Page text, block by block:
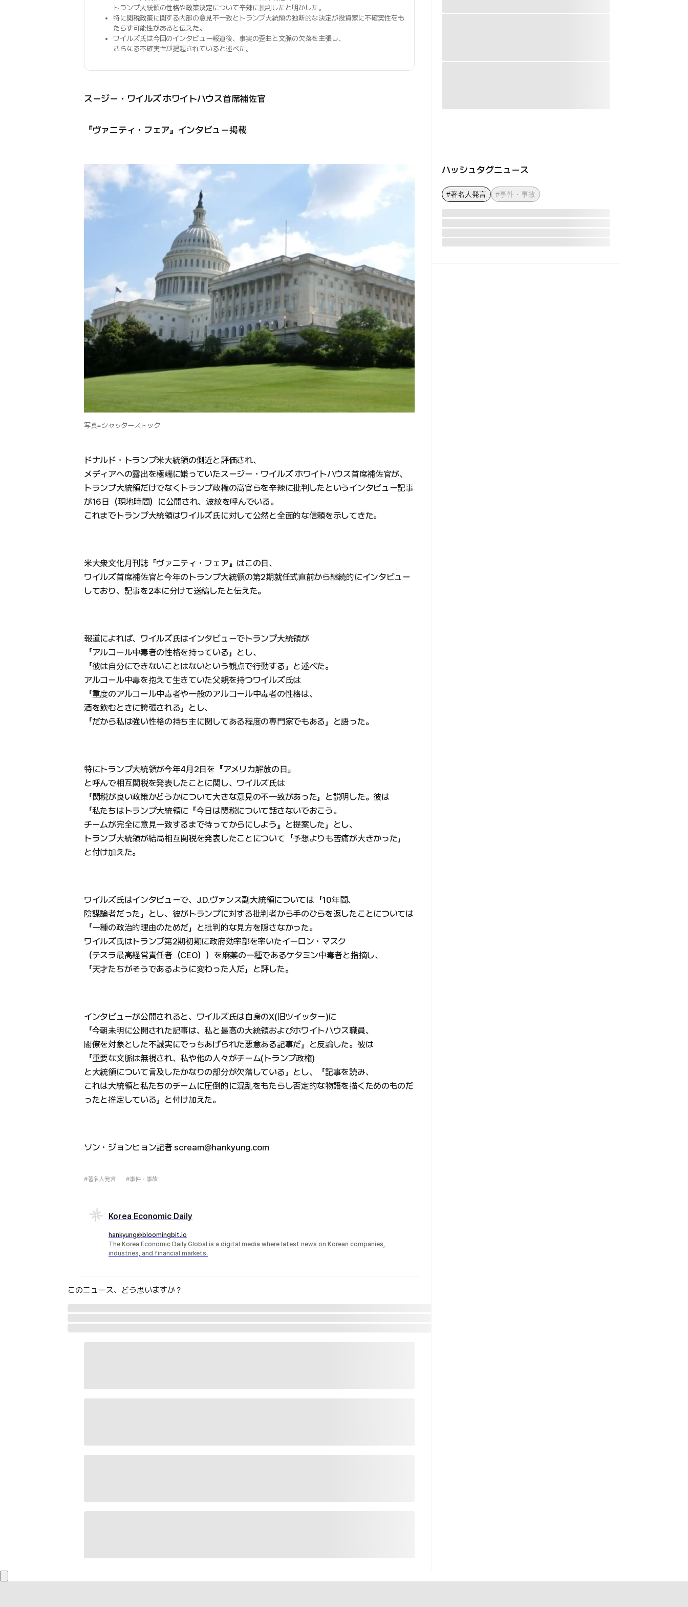
トランプ大統領の性格や政策決定について辛辣に批判したと明かした。
特に関税政策に関する内部の意見不一致とトランプ大統領の独断的な決定が投資家に不確実性をも
たらす可能性があると伝えた。
ワイルズ氏は今回のインタビュー報道後、事実の歪曲と文脈の欠落を主張し、
さらなる不確実性が提起されていると述べた。
スージー・ワイルズ ホワイトハウス首席補佐官
『ヴァニティ・フェア』インタビュー掲載
写真=シャッターストック
ドナルド・トランプ米大統領の側近と評価され、
メディアへの露出を極端に嫌っていたスージー・ワイルズ ホワイトハウス首席補佐官が、
トランプ大統領だけでなくトランプ政権の高官らを辛辣に批判したというインタビュー記事
が16日（現地時間）に公開され、波紋を呼んでいる。
これまでトランプ大統領はワイルズ氏に対して公然と全面的な信頼を示してきた。
米大衆文化月刊誌『ヴァニティ・フェア』はこの日、
ワイルズ首席補佐官と今年のトランプ大統領の第2期就任式直前から継続的にインタビュー
しており、記事を2本に分けて送稿したと伝えた。
報道によれば、ワイルズ氏はインタビューでトランプ大統領が
「アルコール中毒者の性格を持っている」とし、
「彼は自分にできないことはないという観点で行動する」と述べた。
アルコール中毒を抱えて生きていた父親を持つワイルズ氏は
「重度のアルコール中毒者や一般のアルコール中毒者の性格は、
酒を飲むときに誇張される」とし、
「だから私は強い性格の持ち主に関してある程度の専門家でもある」と語った。
特にトランプ大統領が今年4月2日を『アメリカ解放の日』
と呼んで相互関税を発表したことに関し、ワイルズ氏は
「関税が良い政策かどうかについて大きな意見の不一致があった」と説明した。彼は
「私たちはトランプ大統領に『今日は関税について話さないでおこう。
チームが完全に意見一致するまで待ってからにしよう』と提案した」とし、
トランプ大統領が結局相互関税を発表したことについて「予想よりも苦痛が大きかった」
と付け加えた。
ワイルズ氏はインタビューで、J.D.ヴァンス副大統領については「10年間、
陰謀論者だった」とし、彼がトランプに対する批判者から手のひらを返したことについては
「一種の政治的理由のためだ」と批判的な見方を隠さなかった。
ワイルズ氏はトランプ第2期初期に政府効率部を率いたイーロン・マスク
（テスラ最高経営責任者（CEO））を麻薬の一種であるケタミン中毒者と指摘し、
「天才たちがそうであるように変わった人だ」と評した。
インタビューが公開されると、ワイルズ氏は自身のX(旧ツイッター)に
「今朝未明に公開された記事は、私と最高の大統領およびホワイトハウス職員、
閣僚を対象とした不誠実にでっちあげられた悪意ある記事だ」と反論した。彼は
「重要な文脈は無視され、私や他の人々がチーム(トランプ政権)
と大統領について言及したかなりの部分が欠落している」とし、「記事を読み、
これは大統領と私たちのチームに圧倒的に混乱をもたらし否定的な物語を描くためのものだ
ったと推定している」と付け加えた。
ソン・ジョンヒョン記者 scream@hankyung.com
#著名人発言 #事件・事故
Korea Economic Daily
hankyung@bloomingbit.io
The Korea Economic Daily Global is a digital media where latest news on Korean companies,
industries, and financial markets.
このニュース、どう思いますか？
ハッシュタグニュース
#著名人発言 #事件・事故